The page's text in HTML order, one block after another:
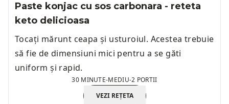
Paste konjac cu sos carbonara - reteta
keto delicioasa
Tocați mărunt ceapa și usturoiul. Acestea trebuie
să fie de dimensiuni mici pentru a se găti
uniform și rapid.
30 MINUTE-MEDIU-2 PORTII
VEZI REȚETA